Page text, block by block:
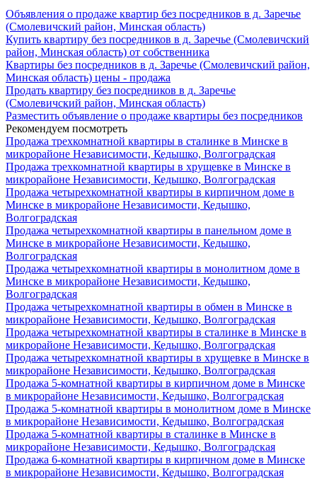
Объявления о продаже квартир без посредников в д. Заречье
(Смолевичский район, Минская область)
Купить квартиру без посредников в д. Заречье (Смолевичский
район, Минская область) от собственника
Квартиры без посредников в д. Заречье (Смолевичский район,
Минская область) цены - продажа
Продать квартиру без посредников в д. Заречье
(Смолевичский район, Минская область)
Разместить объявление о продаже квартиры без посредников
Рекомендуем посмотреть
Продажа трехкомнатной квартиры в сталинке в Минске в
микрорайоне Независимости, Кедышко, Волгоградская
Продажа трехкомнатной квартиры в хрущевке в Минске в
микрорайоне Независимости, Кедышко, Волгоградская
Продажа четырехкомнатной квартиры в кирпичном доме в
Минске в микрорайоне Независимости, Кедышко,
Волгоградская
Продажа четырехкомнатной квартиры в панельном доме в
Минске в микрорайоне Независимости, Кедышко,
Волгоградская
Продажа четырехкомнатной квартиры в монолитном доме в
Минске в микрорайоне Независимости, Кедышко,
Волгоградская
Продажа четырехкомнатной квартиры в обмен в Минске в
микрорайоне Независимости, Кедышко, Волгоградская
Продажа четырехкомнатной квартиры в сталинке в Минске в
микрорайоне Независимости, Кедышко, Волгоградская
Продажа четырехкомнатной квартиры в хрущевке в Минске в
микрорайоне Независимости, Кедышко, Волгоградская
Продажа 5-комнатной квартиры в кирпичном доме в Минске
в микрорайоне Независимости, Кедышко, Волгоградская
Продажа 5-комнатной квартиры в монолитном доме в Минске
в микрорайоне Независимости, Кедышко, Волгоградская
Продажа 5-комнатной квартиры в сталинке в Минске в
микрорайоне Независимости, Кедышко, Волгоградская
Продажа 6-комнатной квартиры в кирпичном доме в Минске
в микрорайоне Независимости, Кедышко, Волгоградская